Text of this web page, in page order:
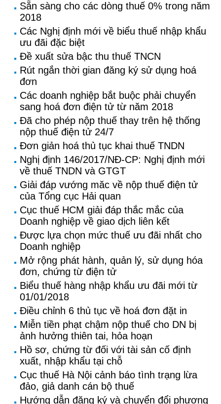
Sẵn sàng cho các dòng thuế 0% trong năm
2018
Các Nghị định mới về biểu thuế nhập khẩu
ưu đãi đặc biệt
Đề xuất sửa bậc thu thuế TNCN
Rút ngắn thời gian đăng ký sử dụng hoá
đơn
Các doanh nghiệp bắt buộc phải chuyển
sang hoá đơn điện tử từ năm 2018
Đã cho phép nộp thuế thay trên hệ thống
nộp thuế điện tử 24/7
Đơn giản hoá thủ tục khai thuế TNDN
Nghị định 146/2017/NĐ-CP: Nghị định mới
về thuế TNDN và GTGT
Giải đáp vướng măc về nộp thuế điện tử
của Tổng cục Hải quan
Cục thuế HCM giải đáp thắc mắc của
Doanh nghiệp về giao dịch liên kết
Được lựa chọn mức thuế ưu đãi nhất cho
Doanh nghiệp
Mở rộng phát hành, quản lý, sử dụng hóa
đơn, chứng từ điện tử
Biểu thuế hàng nhập khẩu ưu đãi mới từ
01/01/2018
Điều chỉnh 6 thủ tục về hoá đơn đặt in
Miễn tiền phạt chậm nộp thuế cho DN bị
ảnh hưởng thiên tai, hỏa hoạn
Hồ sơ, chứng từ đối với tài sản cố định
xuất, nhập khẩu tại chỗ
Cục thuế Hà Nội cảnh báo tình trạng lừa
đảo, giả danh cán bộ thuế
Hướng dẫn đăng ký và chuyển đổi phương